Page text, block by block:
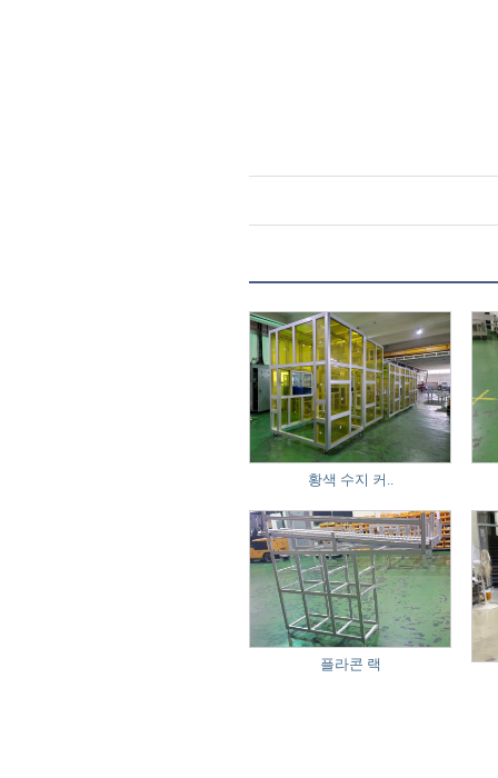
황색 수지 커..
플라콘 랙